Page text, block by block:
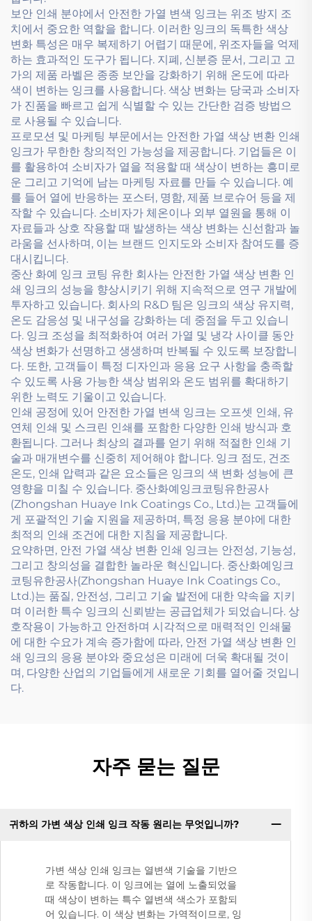
보안 인쇄 분야에서 안전한 가열 변색 잉크는 위조 방지 조
치에서 중요한 역할을 합니다. 이러한 잉크의 독특한 색상
변화 특성은 매우 복제하기 어렵기 때문에, 위조자들을 억제
하는 효과적인 도구가 됩니다. 지폐, 신분증 문서, 그리고 고
가의 제품 라벨은 종종 보안을 강화하기 위해 온도에 따라
색이 변하는 잉크를 사용합니다. 색상 변화는 당국과 소비자
가 진품을 빠르고 쉽게 식별할 수 있는 간단한 검증 방법으
로 사용될 수 있습니다.
프로모션 및 마케팅 부문에서는 안전한 가열 색상 변환 인쇄
잉크가 무한한 창의적인 가능성을 제공합니다. 기업들은 이
를 활용하여 소비자가 열을 적용할 때 색상이 변하는 흥미로
운 그리고 기억에 남는 마케팅 자료를 만들 수 있습니다. 예
를 들어 열에 반응하는 포스터, 명함, 제품 브로슈어 등을 제
작할 수 있습니다. 소비자가 체온이나 외부 열원을 통해 이
자료들과 상호 작용할 때 발생하는 색상 변화는 신선함과 놀
라움을 선사하며, 이는 브랜드 인지도와 소비자 참여도를 증
대시킵니다.
중산 화예 잉크 코팅 유한 회사는 안전한 가열 색상 변환 인
쇄 잉크의 성능을 향상시키기 위해 지속적으로 연구 개발에
투자하고 있습니다. 회사의 R&D 팀은 잉크의 색상 유지력,
온도 감응성 및 내구성을 강화하는 데 중점을 두고 있습니
다. 잉크 조성을 최적화하여 여러 가열 및 냉각 사이클 동안
색상 변화가 선명하고 생생하며 반복될 수 있도록 보장합니
다. 또한, 고객들이 특정 디자인과 응용 요구 사항을 충족할
수 있도록 사용 가능한 색상 범위와 온도 범위를 확대하기
위한 노력도 기울이고 있습니다.
인쇄 공정에 있어 안전한 가열 변색 잉크는 오프셋 인쇄, 유
연체 인쇄 및 스크린 인쇄를 포함한 다양한 인쇄 방식과 호
환됩니다. 그러나 최상의 결과를 얻기 위해 적절한 인쇄 기
술과 매개변수를 신중히 제어해야 합니다. 잉크 점도, 건조
온도, 인쇄 압력과 같은 요소들은 잉크의 색 변화 성능에 큰
영향을 미칠 수 있습니다. 중산화예잉크코팅유한공사
(Zhongshan Huaye Ink Coatings Co., Ltd.)는 고객들에
게 포괄적인 기술 지원을 제공하며, 특정 응용 분야에 대한
최적의 인쇄 조건에 대한 지침을 제공합니다.
요약하면, 안전 가열 색상 변환 인쇄 잉크는 안전성, 기능성,
그리고 창의성을 결합한 놀라운 혁신입니다. 중산화예잉크
코팅유한공사(Zhongshan Huaye Ink Coatings Co.,
Ltd.)는 품질, 안전성, 그리고 기술 발전에 대한 약속을 지키
며 이러한 특수 잉크의 신뢰받는 공급업체가 되었습니다. 상
호작용이 가능하고 안전하며 시각적으로 매력적인 인쇄물
에 대한 수요가 계속 증가함에 따라, 안전 가열 색상 변환 인
쇄 잉크의 응용 분야와 중요성은 미래에 더욱 확대될 것이
며, 다양한 산업의 기업들에게 새로운 기회를 열어줄 것입니
다.
자주 묻는 질문
귀하의 가변 색상 인쇄 잉크 작동 원리는 무엇입니까?
가변 색상 인쇄 잉크는 열변색 기술을 기반으
로 작동합니다. 이 잉크에는 열에 노출되었을
때 색상이 변하는 특수 열변색 색소가 포함되
어 있습니다. 이 색상 변화는 가역적이므로, 잉